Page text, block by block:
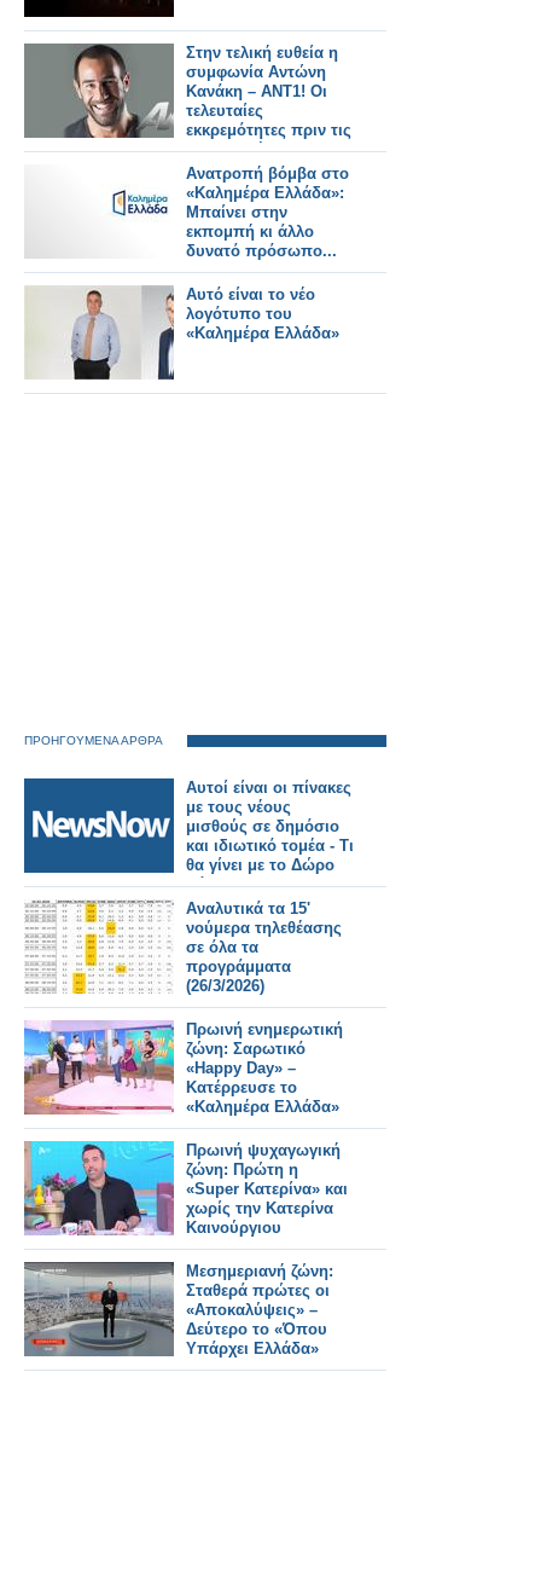
Στην τελική ευθεία η
συμφωνία Αντώνη
Κανάκη – ΑΝΤ1! Οι
τελευταίες
εκκρεμότητες πριν τις
υπογραφές...
Ανατροπή βόμβα στο
«Καλημέρα Ελλάδα»:
Μπαίνει στην
εκπομπή κι άλλο
δυνατό πρόσωπο...
Αυτό είναι το νέο
λογότυπο του
«Καλημέρα Ελλάδα»
ΠΡΟΗΓΟΥΜΕΝΑ ΑΡΘΡΑ
Αυτοί είναι οι πίνακες
με τους νέους
μισθούς σε δημόσιο
και ιδιωτικό τομέα - Τι
θα γίνει με το Δώρο
Πάσχα;
Αναλυτικά τα 15'
νούμερα τηλεθέασης
σε όλα τα
προγράμματα
(26/3/2026)
Πρωινή ενημερωτική
ζώνη: Σαρωτικό
«Happy Day» –
Κατέρρευσε το
«Καλημέρα Ελλάδα»
Πρωινή ψυχαγωγική
ζώνη: Πρώτη η
«Super Κατερίνα» και
χωρίς την Κατερίνα
Καινούργιου
Μεσημεριανή ζώνη:
Σταθερά πρώτες οι
«Αποκαλύψεις» –
Δεύτερο το «Όπου
Υπάρχει Ελλάδα»